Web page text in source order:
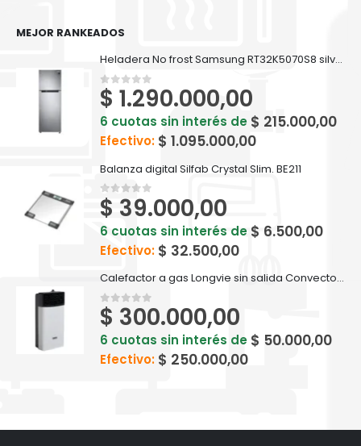
MEJOR RANKEADOS
Heladera No frost Samsung RT32K5070S8 silver inox 321 L
0out of 5
$ 1.290.000,00
6 cuotas sin interés de $ 215.000,00
Efectivo: $ 1.095.000,00
Balanza digital Silfab Crystal Slim. BE211
0out of 5
$ 39.000,00
6 cuotas sin interés de $ 6.500,00
Efectivo: $ 32.500,00
Calefactor a gas Longvie sin salida Convector Eca2s 2200 Kcal Recta
0out of 5
$ 300.000,00
6 cuotas sin interés de $ 50.000,00
Efectivo: $ 250.000,00